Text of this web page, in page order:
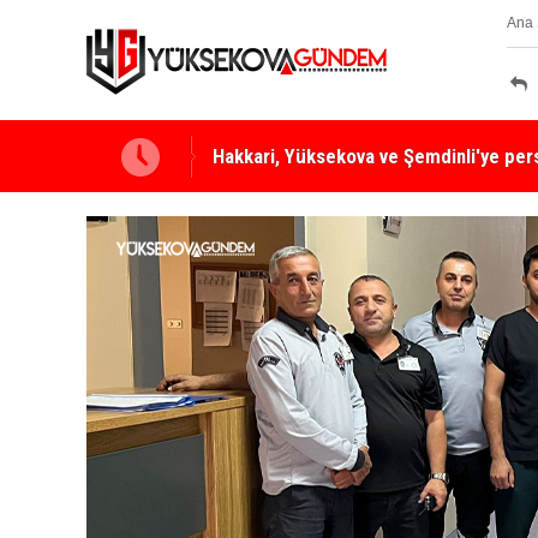
Ana
Yüksekova Ziraat Odası'ndan Yangınlara